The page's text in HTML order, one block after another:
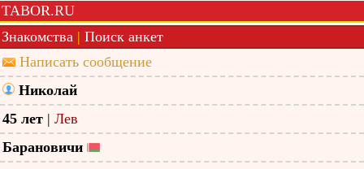
TABOR.RU
Знакомства | Поиск анкет
Написать сообщение
Николай
45 лет | Лев
Барановичи